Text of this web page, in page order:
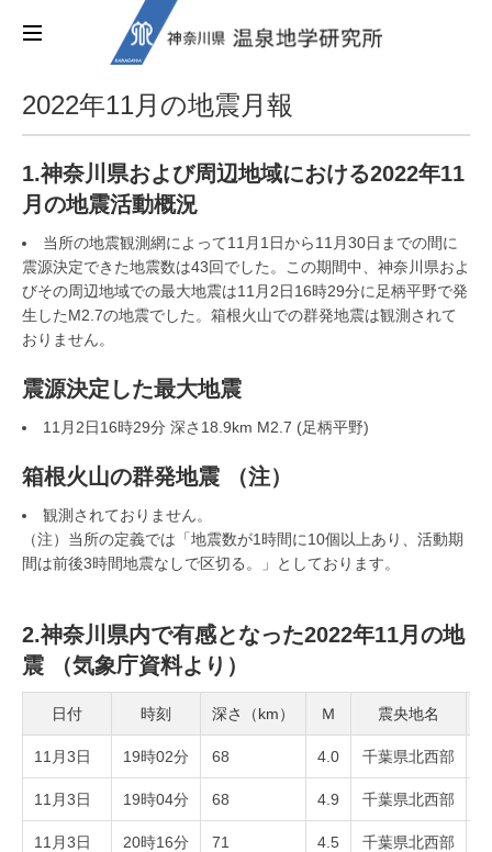
2022年11月の地震月報
1.神奈川県および周辺地域における2022年11
月の地震活動概況
当所の地震観測網によって11月1日から11月30日までの間に
震源決定できた地震数は43回でした。この期間中、神奈川県およ
びその周辺地域での最大地震は11月2日16時29分に足柄平野で発
生したM2.7の地震でした。箱根火山での群発地震は観測されて
おりません。
震源決定した最大地震
11月2日16時29分 深さ18.9km M2.7 (足柄平野)
箱根火山の群発地震 （注）
観測されておりません。
（注）当所の定義では「地震数が1時間に10個以上あり、活動期
間は前後3時間地震なしで区切る。」としております。
2.神奈川県内で有感となった2022年11月の地
震 （気象庁資料より）
日付 時刻 深さ（km） Ｍ 震央地名
11月3日 19時02分 68 4.0 千葉県北西部
11月3日 19時04分 68 4.9 千葉県北西部
11月3日 20時16分 71 4.5 千葉県北西部